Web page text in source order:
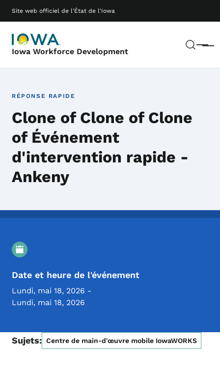
Passer au contenu principal
Site web officiel de l'État de l'Iowa
Iowa Workforce Development Menu
Main navigation
RÉPONSE RAPIDE
Clone of Clone of Clone
of Événement
d'intervention rapide -
Ankeny
Détails de l'événement
Date et heure de l'événement
Lundi, mai 18, 2026 -
Lundi, mai 18, 2026
Sujets: Centre de main-d'œuvre mobile IowaWORKS